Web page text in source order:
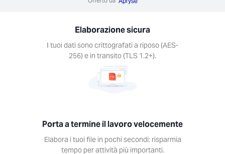
Elaborazione sicura
I tuoi dati sono crittografati a riposo (AES-
256) e in transito (TLS 1.2+).
Porta a termine il lavoro velocemente
Elabora i tuoi file in pochi secondi: risparmia
tempo per attività più importanti.